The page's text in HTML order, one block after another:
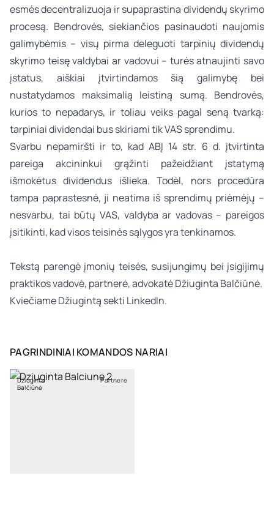
esmės decentralizuoja ir supaprastina dividendų skyrimo
procesą. Bendrovės, siekiančios pasinaudoti naujomis
galimybėmis – visų pirma deleguoti tarpinių dividendų
skyrimo teisę valdybai ar vadovui – turės atnaujinti savo
įstatus, aiškiai įtvirtindamos šią galimybę bei
nustatydamos maksimalią leistiną sumą. Bendrovės,
kurios to nepadarys, ir toliau veiks pagal seną tvarką:
tarpiniai dividendai bus skiriami tik VAS sprendimu.
Svarbu nepamiršti ir to, kad ABĮ 14 str. 6 d. įtvirtinta
pareiga akcininkui grąžinti pažeidžiant įstatymą
išmokėtus dividendus išlieka. Todėl, nors procedūra
tampa paprastesnė, ji neatima iš sprendimų priėmėjų –
nesvarbu, tai būtų VAS, valdyba ar vadovas – pareigos
įsitikinti, kad visos teisinės sąlygos yra tenkinamos.
Tekstą parengė įmonių teisės, susijungimų bei įsigijimų
praktikos vadovė, partnerė, advokatėDžiuginta Balčiūnė.
Kviečiame Džiugintą sekti LinkedIn.
PAGRINDINIAI KOMANDOS NARIAI
Džiuginta
Balčiūnė
Partnerė